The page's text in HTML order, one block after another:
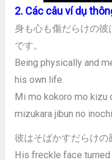
2. Các câu ví dụ
身も心も傷だらけの
です。
Being physically and
his own life.
Mi mo kokoro mo kizu
mizukara jibun no
彼はそばかすだらけの
His freckle face turned